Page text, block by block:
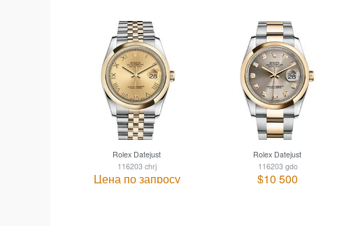
Rolex Datejust
116203 chrj
Цена по запросу
Rolex Datejust
116203 gdo
$10 500